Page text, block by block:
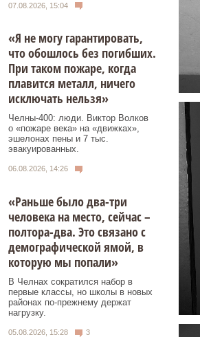
07.08.2026, 15:04
«Я не могу гарантировать,
что обошлось без погибших.
При таком пожаре, когда
плавится металл, ничего
исключать нельзя»
Челны-400: люди. Виктор Волков
о «пожаре века» на «движках»,
эшелонах пены и 7 тыс.
эвакуированных.
06.08.2026, 14:26
«Раньше было два-три
человека на место, сейчас –
полтора-два. Это связано с
демографической ямой, в
которую мы попали»
В Челнах сократился набор в
первые классы, но школы в новых
районах по-прежнему держат
нагрузку.
05.08.2026, 15:28 3